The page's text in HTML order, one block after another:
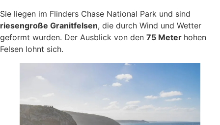
Sie liegen im Flinders Chase National Park und sind
riesengroße Granitfelsen, die durch Wind und Wetter
geformt wurden. Der Ausblick von den 75 Meter hohen
Felsen lohnt sich.